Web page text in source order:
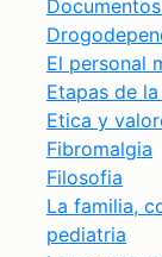
El personal
Etapas de
Etica y
Fibromalgia
Filosofia
La familia,
pediatria